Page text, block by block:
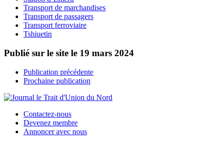
Transport de marchandises
Transport de passagers
Transport ferroviaire
Tshiuetin
Publié sur le site le 19 mars 2024
Publication précédente
Prochaine publication
Contactez-nous
Devenez membre
Annoncer avec nous